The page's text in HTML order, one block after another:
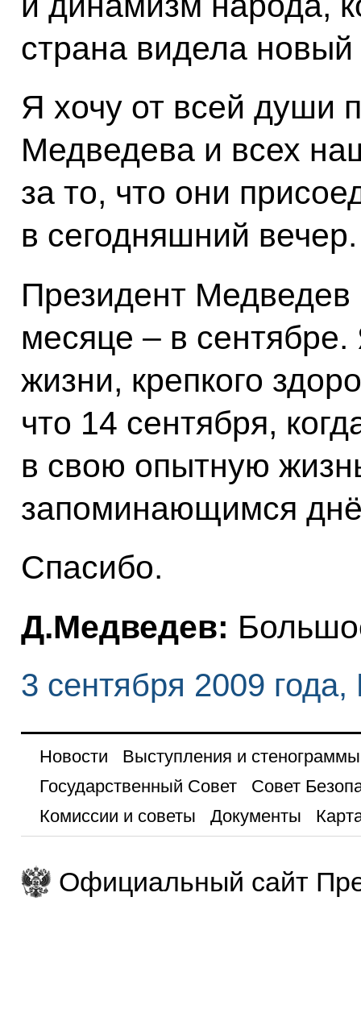
страна видела
Я хочу от всей души
Медведева и всех
за то, что они
в сегодняшний
Президент
месяце – в
жизни, крепкого
что 14 сентября,
в свою опытную
запоминающимся
Спасибо.
Д.Медведев:
3 сентября 2009
Новости
Выступления и стенограммы
Государственный Совет
Совет
Комиссии и советы
Документы
Официальный сайт